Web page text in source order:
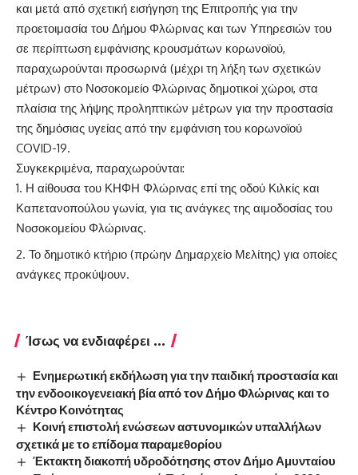
και μετά από σχετική εισήγηση της Επιτροπής για την
προετοιμασία του Δήμου Φλώρινας και των Υπηρεσιών του
σε περίπτωση εμφάνισης κρουσμάτων κορωνοϊού,
παραχωρούνται προσωρινά (μέχρι τη λήξη των σχετικών
μέτρων) στο Νοσοκομείο Φλώρινας δημοτικοί χώροι, στα
πλαίσια της λήψης προληπτικών μέτρων για την προστασία
της δημόσιας υγείας από την εμφάνιση του κορωνοϊού
COVID-19.
Συγκεκριμένα, παραχωρούνται:
Η αίθουσα του ΚΗΦΗ Φλώρινας επί της οδού Κιλκίς και
Καπετανοπούλου γωνία, για τις ανάγκες της αιμοδοσίας του
Νοσοκομείου Φλώρινας.
Το δημοτικό κτήριο (πρώην Δημαρχείο Μελίτης) για οποίες
ανάγκες προκύψουν.
Ίσως να ενδιαφέρει ...
Ενημερωτική εκδήλωση για την παιδική προστασία και
την ενδοοικογενειακή βία από τον Δήμο Φλώρινας και το
Κέντρο Κοινότητας
Κοινή επιστολή ενώσεων αστυνομικών υπαλλήλων
σχετικά με το επίδομα παραμεθορίου
Έκτακτη διακοπή υδροδότησης στον Δήμο Αμυνταίου